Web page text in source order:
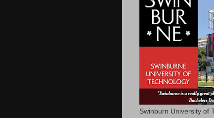
Swinburn University of